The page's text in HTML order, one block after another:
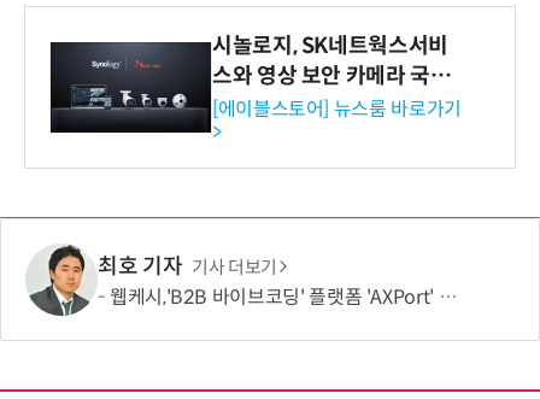
시놀로지, SK네트웍스서비
스와 영상 보안 카메라 국내
독점 판매 파트너십 체결
[에이블스토어] 뉴스룸 바로가기
>
최호 기자 기사 더보기
웹케시,'B2B 바이브코딩' 플랫폼 'AXPort' 출시…AX 시장 본격 공략